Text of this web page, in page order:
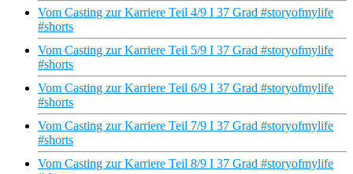
Vom Casting zur Karriere Teil 4/9 I 37 Grad #storyofmylife
#shorts
Vom Casting zur Karriere Teil 5/9 I 37 Grad #storyofmylife
#shorts
Vom Casting zur Karriere Teil 6/9 I 37 Grad #storyofmylife
#shorts
Vom Casting zur Karriere Teil 7/9 I 37 Grad #storyofmylife
#shorts
Vom Casting zur Karriere Teil 8/9 I 37 Grad #storyofmylife